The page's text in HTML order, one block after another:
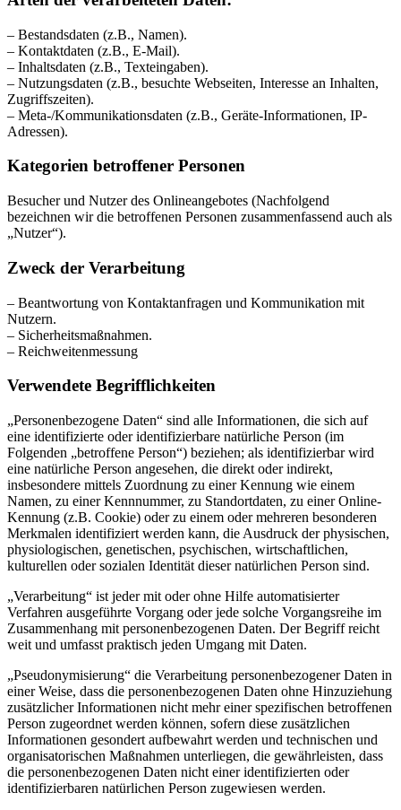
– Bestandsdaten (z.B., Namen).
– Kontaktdaten (z.B., E-Mail).
– Inhaltsdaten (z.B., Texteingaben).
– Nutzungsdaten (z.B., besuchte Webseiten, Interesse an Inhalten,
Zugriffszeiten).
– Meta-/Kommunikationsdaten (z.B., Geräte-Informationen, IP-
Adressen).
Kategorien betroffener Personen
Besucher und Nutzer des Onlineangebotes (Nachfolgend
bezeichnen wir die betroffenen Personen zusammenfassend auch als
„Nutzer“).
Zweck der Verarbeitung
– Beantwortung von Kontaktanfragen und Kommunikation mit
Nutzern.
– Sicherheitsmaßnahmen.
– Reichweitenmessung
Verwendete Begrifflichkeiten
„Personenbezogene Daten“ sind alle Informationen, die sich auf
eine identifizierte oder identifizierbare natürliche Person (im
Folgenden „betroffene Person“) beziehen; als identifizierbar wird
eine natürliche Person angesehen, die direkt oder indirekt,
insbesondere mittels Zuordnung zu einer Kennung wie einem
Namen, zu einer Kennnummer, zu Standortdaten, zu einer Online-
Kennung (z.B. Cookie) oder zu einem oder mehreren besonderen
Merkmalen identifiziert werden kann, die Ausdruck der physischen,
physiologischen, genetischen, psychischen, wirtschaftlichen,
kulturellen oder sozialen Identität dieser natürlichen Person sind.
„Verarbeitung“ ist jeder mit oder ohne Hilfe automatisierter
Verfahren ausgeführte Vorgang oder jede solche Vorgangsreihe im
Zusammenhang mit personenbezogenen Daten. Der Begriff reicht
weit und umfasst praktisch jeden Umgang mit Daten.
„Pseudonymisierung“ die Verarbeitung personenbezogener Daten in
einer Weise, dass die personenbezogenen Daten ohne Hinzuziehung
zusätzlicher Informationen nicht mehr einer spezifischen betroffenen
Person zugeordnet werden können, sofern diese zusätzlichen
Informationen gesondert aufbewahrt werden und technischen und
organisatorischen Maßnahmen unterliegen, die gewährleisten, dass
die personenbezogenen Daten nicht einer identifizierten oder
identifizierbaren natürlichen Person zugewiesen werden.